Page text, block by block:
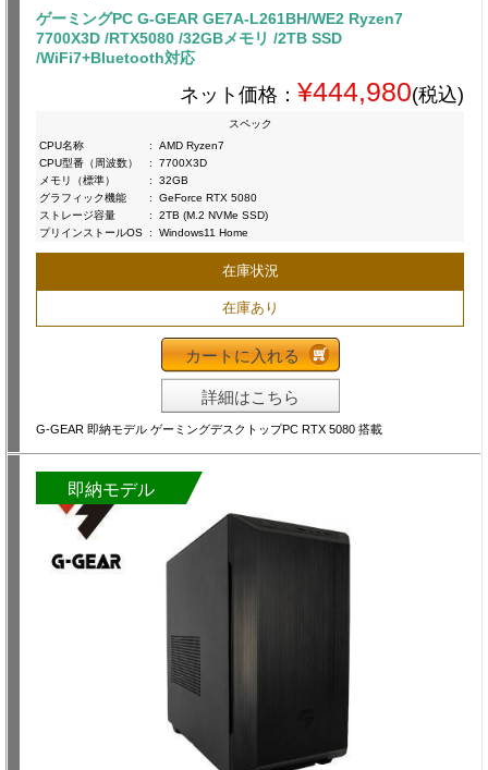
ゲーミングPC G-GEAR GE7A-L261BH/WE2 Ryzen7
7700X3D /RTX5080 /32GBメモリ /2TB SSD
/WiFi7+Bluetooth対応
ネット価格： ¥444,980(税込)
スペック
CPU名称
:
AMD Ryzen7
CPU型番（周波数）
:
7700X3D
メモリ（標準）
:
32GB
グラフィック機能
:
GeForce RTX 5080
ストレージ容量
:
2TB (M.2 NVMe SSD)
プリインストールOS : Windows11 Home
在庫状況
在庫あり
カートに入れる
詳細はこちら
G-GEAR 即納モデル ゲーミングデスクトップPC RTX 5080 搭載
即納モデル